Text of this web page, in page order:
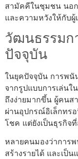
สามัคคีในชุมชน นอก
และความหวังให้กับผู้
วัฒนธรรมก
ปัจจุบัน
ในยุคปัจจุบัน การพนั
จากรูปแบบการเล่น
ถึงง่ายมากขึ้น ผู้คนส
ผ่านอุปกรณ์อิเล็กทรอ
โชค แต่ยังเป็นธุรกิจ
หลายคนมองว่าการ
สร้างรายได้ และเป็